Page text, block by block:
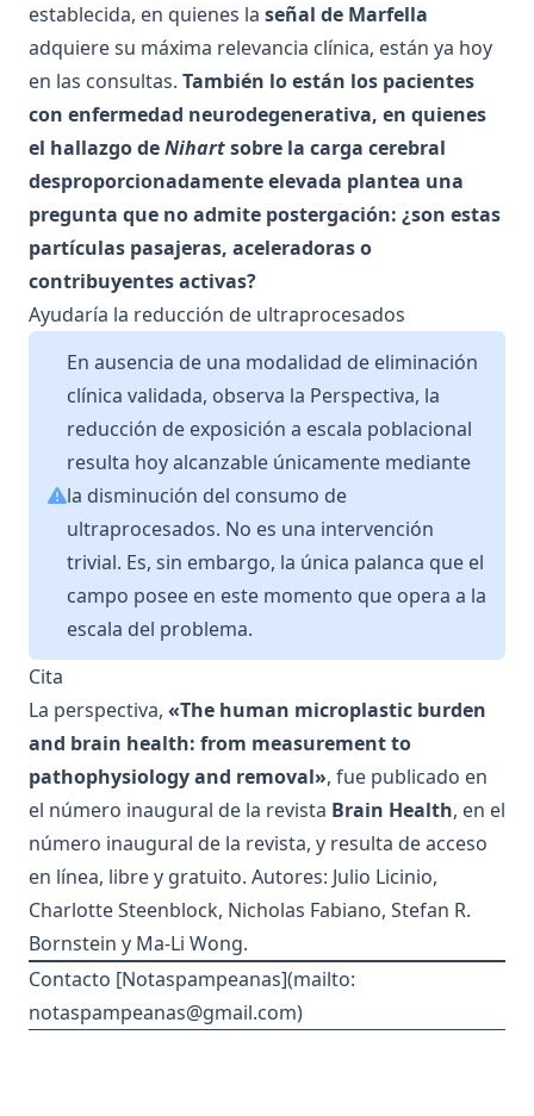
establecida, en quienes la señal de Marfella
adquiere su máxima relevancia clínica, están ya hoy
en las consultas. También lo están los pacientes
con enfermedad neurodegenerativa, en quienes
el hallazgo deNihartsobre la carga cerebral
desproporcionadamente elevada plantea una
pregunta que no admite postergación: ¿son estas
partículas pasajeras, aceleradoras o
contribuyentes activas?
Ayudaría la reducción de ultraprocesados
En ausencia de una modalidad de eliminación
clínica validada, observa la Perspectiva, la
reducción de exposición a escala poblacional
resulta hoy alcanzable únicamente mediante
la disminución del consumo de
ultraprocesados. No es una intervención
trivial. Es, sin embargo, la única palanca que el
campo posee en este momento que opera a la
escala del problema.
Cita
La perspectiva, «The human microplastic burden
and brain health: from measurement to
pathophysiology and removal», fue publicado en
el número inaugural de la revista Brain Health, en el
número inaugural de la revista, y resulta de acceso
en línea, libre y gratuito. Autores: Julio Licinio,
Charlotte Steenblock, Nicholas Fabiano, Stefan R.
Bornstein y Ma-Li Wong.
Contacto [Notaspampeanas](mailto:
notaspampeanas@gmail.com)